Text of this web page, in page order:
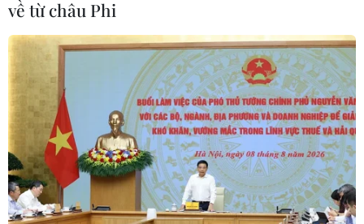
Doanh nghiệp chuẩn bị nguồn hàng, sẵn
sàng bình ổn thị trường dịp Tết Nguyên
đán
22/11/2023 01:42
Để chuẩn bị cho mùa mua sắm Tết Nguyên đán Giáp
Thìn 2024 sắp tới, Hà Nội đã triển khai nhiều giải pháp,
chủ động các phương án đáp ứng nhu cầu hàng hóa
tăng cao của người dân.
về từ châu Phi